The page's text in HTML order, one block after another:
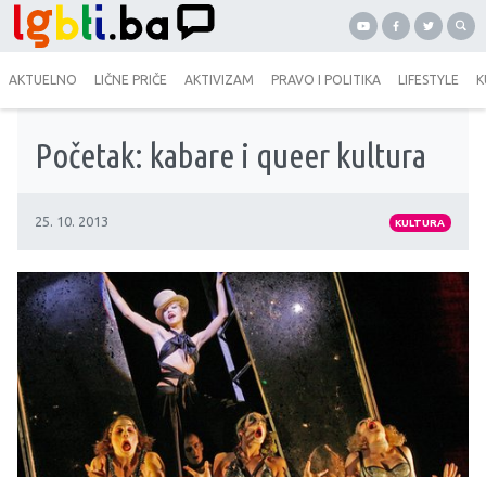
AKTUELNO LIČNE PRIČE AKTIVIZAM PRAVO I POLITIKA LIFESTYLE
Početak: kabare i queer kultura
25. 10. 2013 KULTURA